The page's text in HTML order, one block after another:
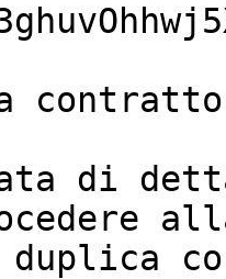
contratto
di
duplica